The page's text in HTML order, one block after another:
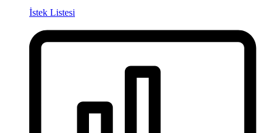
İstek Listesi